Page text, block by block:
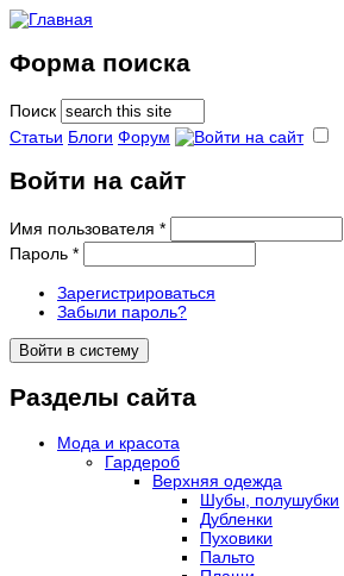
Форма поиска
Поиск
Статьи Блоги Форум
Войти на сайт
Имя пользователя *
Пароль *
Зарегистрироваться
Забыли пароль?
Разделы сайта
Мода и красота
Гардероб
Верхняя одежда
Шубы, полушубки
Дубленки
Пуховики
Пальто